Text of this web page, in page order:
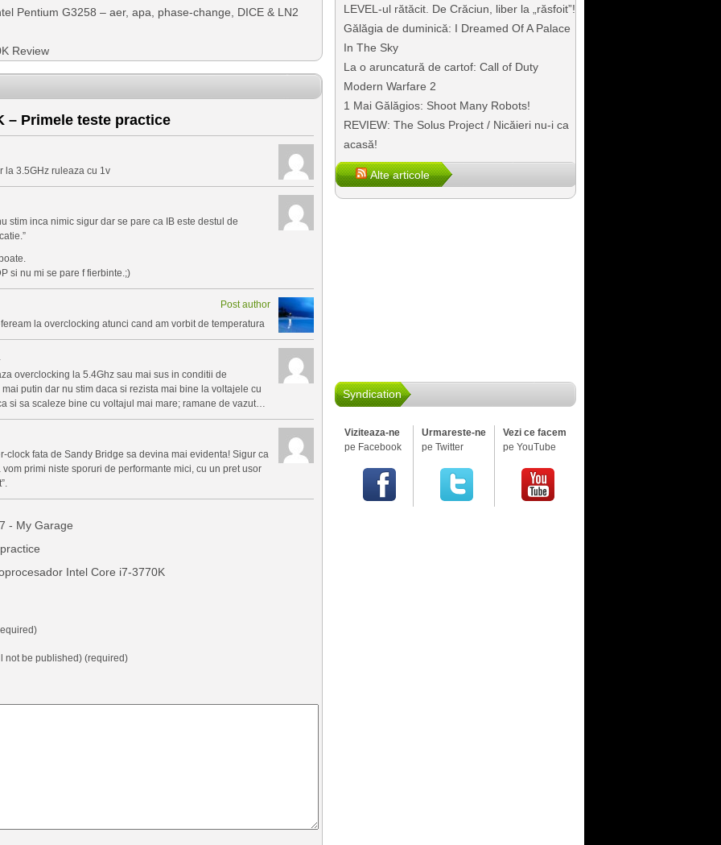
Pentium G3258 – aer, apa, phase-change, DICE & LN2
Review
– Primele teste practice
la 3.5GHz ruleaza cu 1v
stim inca nimic sigur dar se pare ca IB este destul de
si nu mi se pare f fierbinte.;)
Post author
la overclocking atunci cand am vorbit de temperatura
overclocking la 5.4Ghz sau mai sus in conditii de
putin dar nu stim daca si rezista mai bine la voltajele cu
si sa scaleze bine cu voltajul mai mare; ramane de vazut…
clock fata de Sandy Bridge sa devina mai evidenta! Sigur ca
primi niste sporuri de performante mici, cu un pret usor
- My Garage
Intel Core i7-3770K
not be published) (required)
LEVEL-ul rătăcit. De Crăciun, liber la „răsfoit”!
Gălăgia de duminică: I Dreamed Of A Palace
In The Sky
La o aruncatură de cartof: Call of Duty
Modern Warfare 2
1 Mai Gălăgios: Shoot Many Robots!
REVIEW: The Solus Project / Nicăieri nu-i ca
acasă!
Alte articole
Syndication
Viziteaza-ne
pe Facebook
Urmareste-ne
pe Twitter
Vezi ce facem
pe YouTube